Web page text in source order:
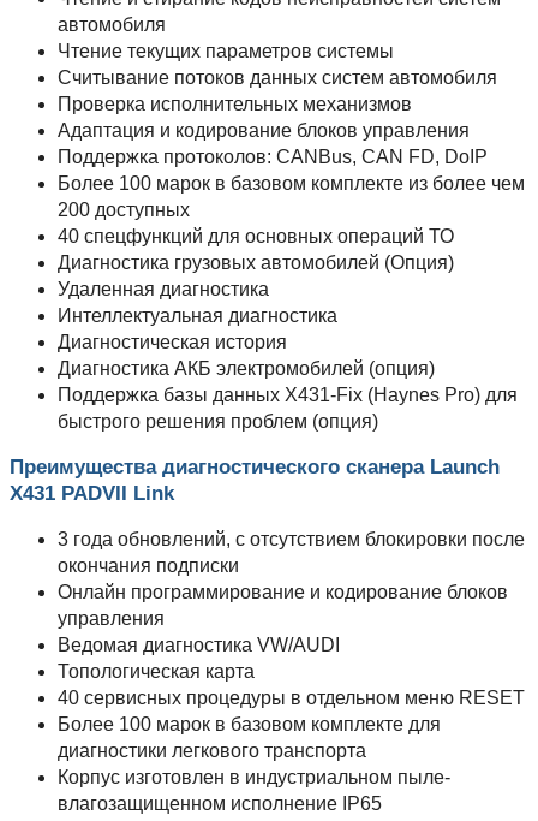
автомобиля
Чтение текущих параметров системы
Считывание потоков данных систем автомобиля
Проверка исполнительных механизмов
Адаптация и кодирование блоков управления
Поддержка протоколов: CANBus, CAN FD, DoIP
Более 100 марок в базовом комплекте из более чем
200 доступных
40 спецфункций для основных операций ТО
Диагностика грузовых автомобилей (Опция)
Удаленная диагностика
Интеллектуальная диагностика
Диагностическая история
Диагностика АКБ электромобилей (опция)
Поддержка базы данных X431-Fix (Haynes Pro) для
быстрого решения проблем (опция)
Преимущества диагностического сканера Launch
X431 PADVII Link
3 года обновлений, с отсутствием блокировки после
окончания подписки
Онлайн программирование и кодирование блоков
управления
Ведомая диагностика VW/AUDI
Топологическая карта
40 сервисных процедуры в отдельном меню RESET
Более 100 марок в базовом комплекте для
диагностики легкового транспорта
Корпус изготовлен в индустриальном пыле-
влагозащищенном исполнение IP65